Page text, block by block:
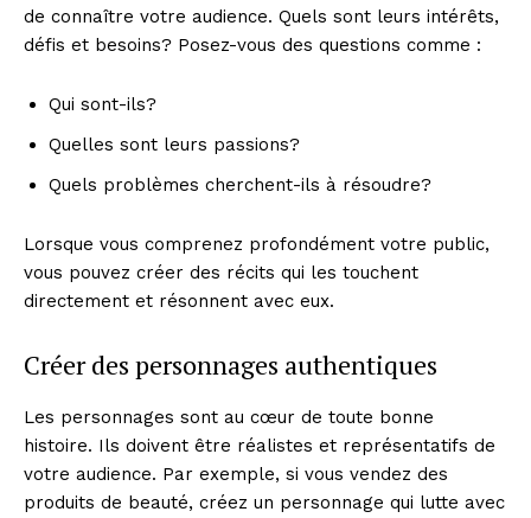
de connaître votre audience. Quels sont leurs intérêts,
défis et besoins? Posez-vous des questions comme :
Qui sont-ils?
Quelles sont leurs passions?
Quels problèmes cherchent-ils à résoudre?
Lorsque vous comprenez profondément votre public,
vous pouvez créer des récits qui les touchent
directement et résonnent avec eux.
Créer des personnages authentiques
Les personnages sont au cœur de toute bonne
histoire. Ils doivent être réalistes et représentatifs de
votre audience. Par exemple, si vous vendez des
produits de beauté, créez un personnage qui lutte avec